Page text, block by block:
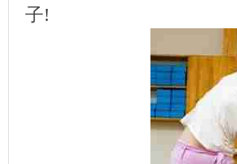
子!